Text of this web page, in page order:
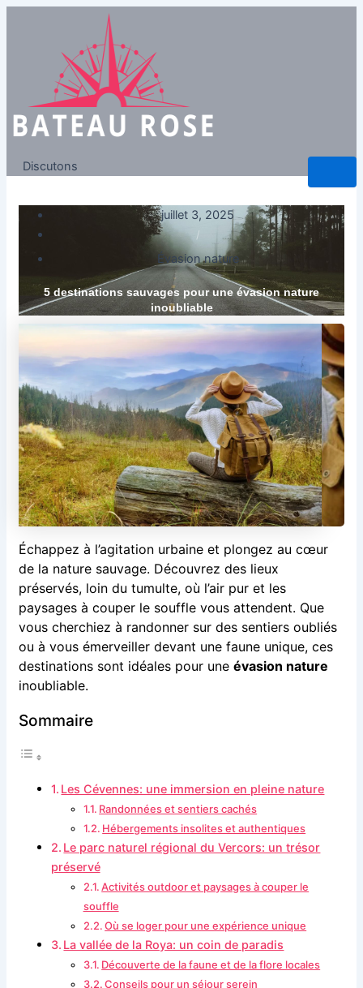
Discutons
juillet 3, 2025
/
Évasion nature
5 destinations sauvages pour une évasion nature
inoubliable
Échappez à l’agitation urbaine et plongez au cœur
de la nature sauvage. Découvrez des lieux
préservés, loin du tumulte, où l’air pur et les
paysages à couper le souffle vous attendent. Que
vous cherchiez à randonner sur des sentiers oubliés
ou à vous émerveiller devant une faune unique, ces
destinations sont idéales pour une évasion nature
inoubliable.
Sommaire
Les Cévennes: une immersion en pleine nature
Randonnées et sentiers cachés
Hébergements insolites et authentiques
Le parc naturel régional du Vercors: un trésor
préservé
Activités outdoor et paysages à couper le
souffle
Où se loger pour une expérience unique
La vallée de la Roya: un coin de paradis
Découverte de la faune et de la flore locales
Conseils pour un séjour serein